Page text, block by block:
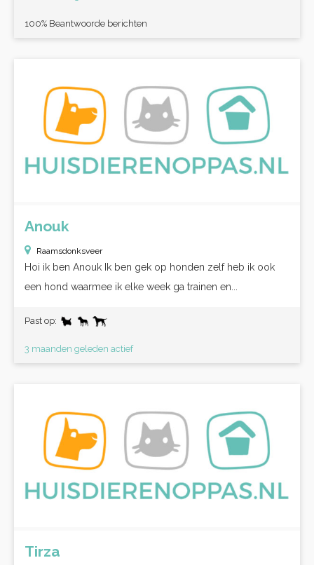
100% Beantwoorde berichten
Anouk
Raamsdonksveer
Hoi ik ben Anouk Ik ben gek op honden zelf heb ik ook
een hond waarmee ik elke week ga trainen en...
Past op:
3 maanden geleden actief
Tirza